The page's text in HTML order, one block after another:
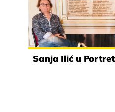
Sanja Ilić u